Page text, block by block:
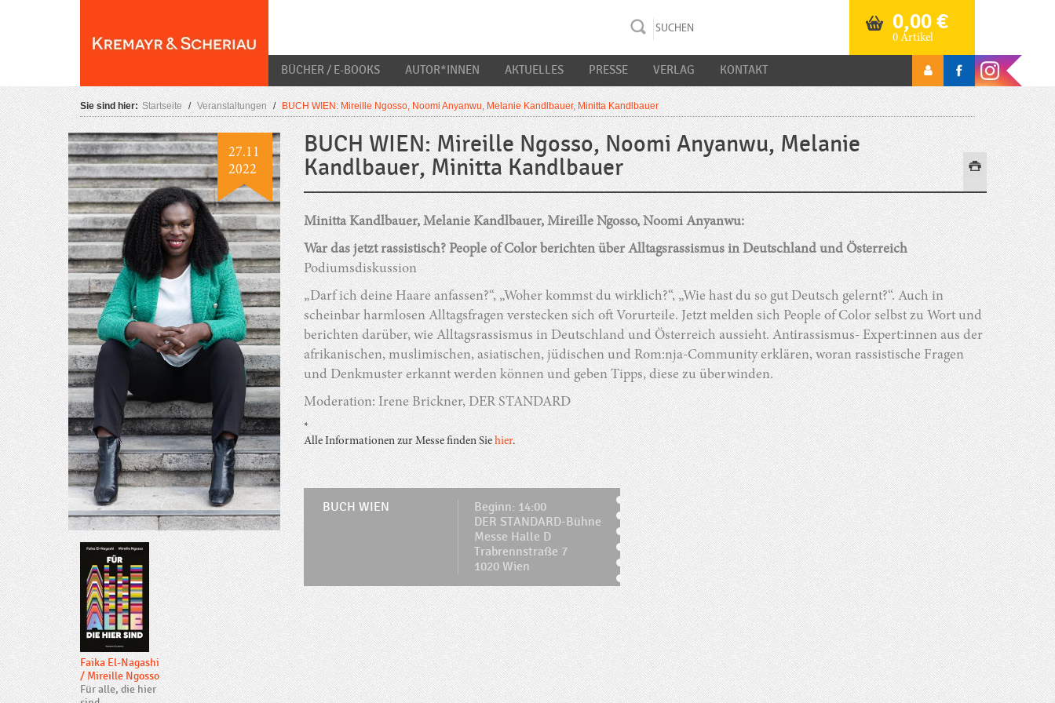
0,00€
0 Artikel
BÜCHER / E-BOOKS AUTOR*INNEN AKTUELLES PRESSE VERLAG KONTAKT
Sie sind hier: Startseite / Veranstaltungen / BUCH WIEN: Mireille Ngosso, Noomi Anyanwu, Melanie Kandlbauer, Minitta Kandlbauer
27.11
2022
Faika El-Nagashi
/Mireille Ngosso
Für alle, die hier
BUCH WIEN: Mireille Ngosso, Noomi Anyanwu, Melanie
Kandlbauer, Minitta Kandlbauer
Minitta Kandlbauer, Melanie Kandlbauer, Mireille Ngosso, Noomi Anyanwu:
War das jetzt rassistisch? People of Color berichten über Alltagsrassismus in Deutschland und Österreich
Podiumsdiskussion
„Darf ich deine Haare anfassen?“, „Woher kommst du wirklich?“, „Wie hast du so gut Deutsch gelernt?“. Auch in
scheinbar harmlosen Alltagsfragen verstecken sich oft Vorurteile. Jetzt melden sich People of Color selbst zu Wort und
berichten darüber, wie Alltagsrassismus in Deutschland und Österreich aussieht. Antirassismus- Expert:innen aus der
afrikanischen, muslimischen, asiatischen, jüdischen und Rom:nja-Community erklären, woran rassistische Fragen
und Denkmuster erkannt werden können und geben Tipps, diese zu überwinden.
Moderation: Irene Brickner, DER STANDARD
*
Alle Informationen zur Messe finden Siehier.
BUCH WIEN
Beginn: 14:00
DER STANDARD-Bühne
Messe Halle D
Trabrennstraße 7
1020 Wien